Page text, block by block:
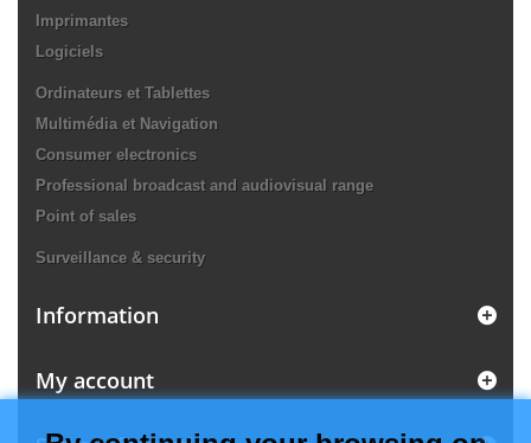
Imprimantes
Logiciels
Ordinateurs et Tablettes
Multimédia et Navigation
Consumer electronics
Professional broadcast and audiovisual range
Point of sales
Surveillance & security
Information
My account